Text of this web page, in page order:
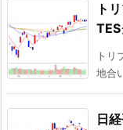
ト
TES
トリ
地合
日